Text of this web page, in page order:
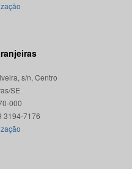
s/n, Centro
SE
000